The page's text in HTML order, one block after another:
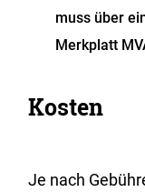
muss über
Merkplatt
Kosten
Je nach